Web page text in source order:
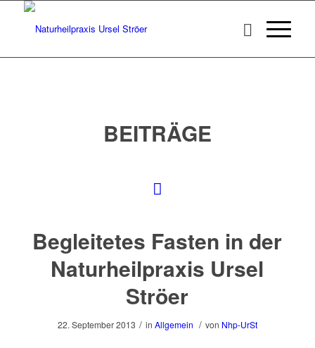
BEITRÄGE
Begleitetes Fasten in der
Naturheilpraxis Ursel
Ströer
22. September 2013 / in Allgemein / von Nhp-UrSt